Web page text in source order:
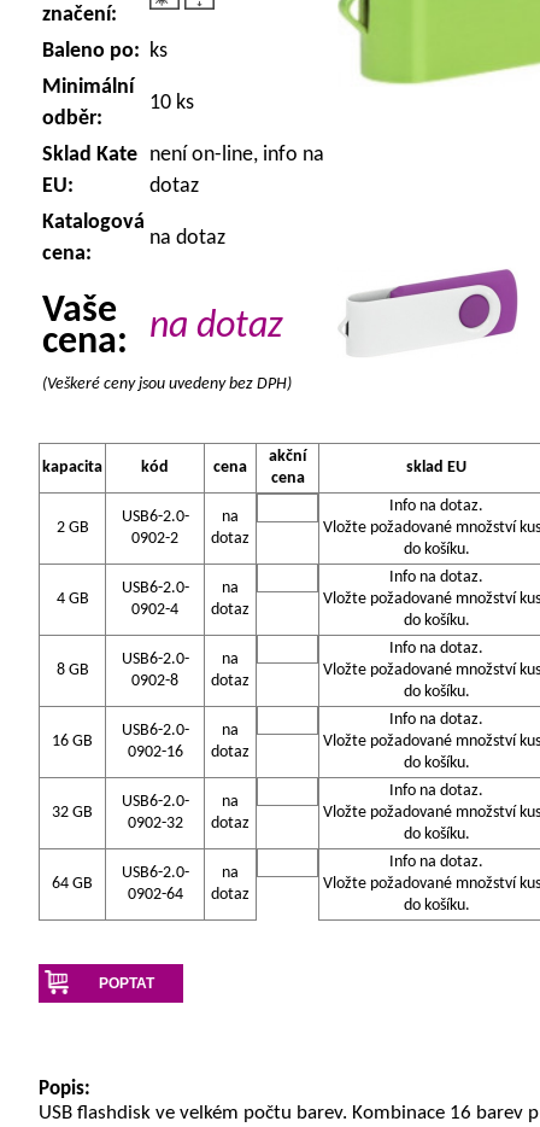
značení:
Baleno po: ks
Minimální
odběr:
10 ks
Sklad Kate
EU:
není on-line, info na
dotaz
Katalogová
cena:
na dotaz
Vaše
cena:
na dotaz
(Veškeré ceny jsou uvedeny bez DPH)
kapacita kód cena
akční
cena
sklad EU
2 GB
USB6-2.0-
0902-2
na
dotaz
Info na dotaz.
Vložte požadované množství
do košíku.
4 GB
USB6-2.0-
0902-4
na
dotaz
Info na dotaz.
Vložte požadované množství
do košíku.
8 GB
USB6-2.0-
0902-8
na
dotaz
Info na dotaz.
Vložte požadované množství
do košíku.
16 GB
USB6-2.0-
0902-16
na
dotaz
Info na dotaz.
Vložte požadované množství
do košíku.
32 GB
USB6-2.0-
0902-32
na
dotaz
Info na dotaz.
Vložte požadované množství
do košíku.
64 GB
USB6-2.0-
0902-64
na
dotaz
Info na dotaz.
Vložte požadované množství
do košíku.
POPTAT
Popis:
USB flashdisk ve velkém počtu barev. Kombinace 16 barev